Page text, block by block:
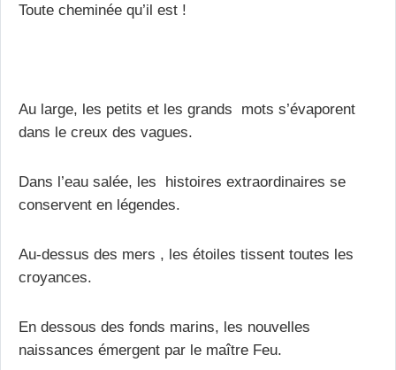
Toute cheminée qu’il est !
Au large, les petits et les grands mots s’évaporent
dans le creux des vagues.
Dans l’eau salée, les histoires extraordinaires se
conservent en légendes.
Au-dessus des mers , les étoiles tissent toutes les
croyances.
En dessous des fonds marins, les nouvelles
naissances émergent par le maître Feu.